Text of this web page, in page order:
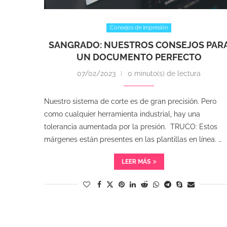
Consejos de impresión
SANGRADO: NUESTROS CONSEJOS
UN DOCUMENTO PERFECTO
07/02/2023 0 minuto(s) de lectura
Nuestro sistema de corte es de gran precisión. Pero
como cualquier herramienta industrial, hay una
tolerancia aumentada por la presión. TRUCO: Estos
márgenes están presentes en las plantillas en línea. …
LEER MÁS